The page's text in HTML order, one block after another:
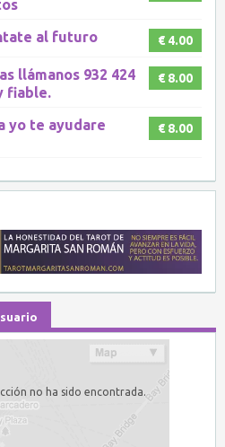
€ 4.00
al futuro
€ 8.00
llámanos 932 424
fiable.
€ 8.00
yo te ayudare
no ha sido encontrada.